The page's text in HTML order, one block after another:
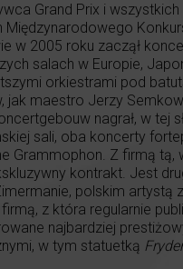
Grand Prix i wszystkich
Międzynarodowego
w 2005 roku zaczął
salach w Europie,
orkiestrami pod
jak maestro Jerzy
nagrał, w tej
sali, oba koncerty
Grammophon. Z firmą tą,
kontrakt. Jest
polskim artystą
z która regularnie
najbardziej
w tym statuetką